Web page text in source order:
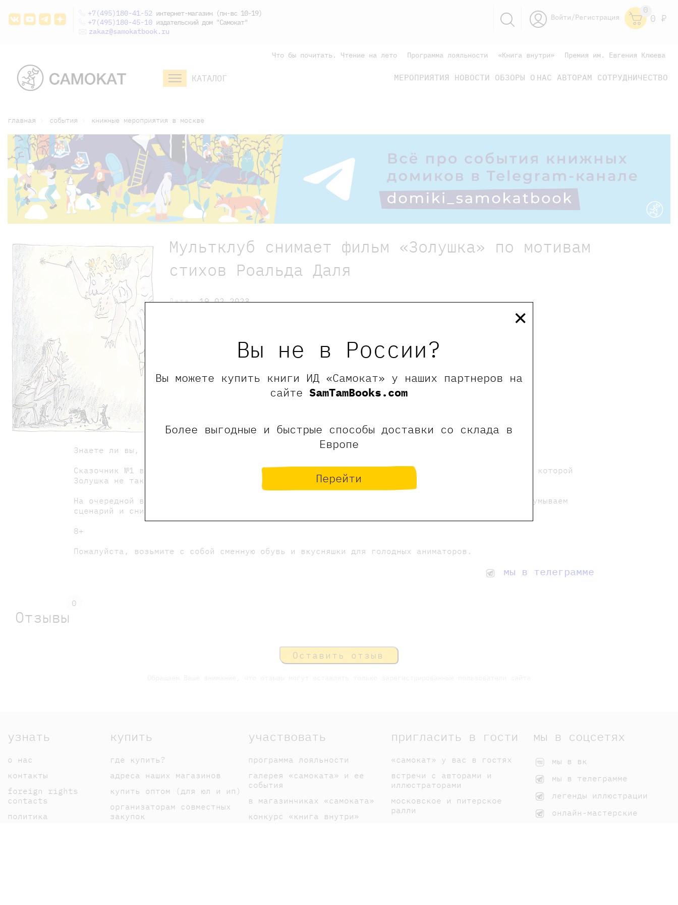
Вы не в России?
Вы можете купить книги ИД «Самокат» у наших партнеров на
сайтеSamTamBooks.com
Более выгодные и быстрые способы доставки со склада в
Европе
Перейти
×
+7(495)180-41-52 интернет-магазин (пн-вс 10-19)
+7(495)180-45-10 издательский дом "Самокат"
zakaz@samokatbook.ru
Войти/Регистрация
0
0 Р
Что бы почитать. Чтение на лето Программа лояльности «Книга внутри» Премия им. Евгения Клюева
КАТАЛОГ МЕРОПРИЯТИЯ НОВОСТИ ОБЗОРЫ О НАС АВТОРАМ СОТРУДНИЧЕСТВО
дошкольникам
главная события книжные мероприятия в москве
Мультклуб снимает фильм «Золушка» по мотивам
стихов Роальда Даля
Дата:19.02.2023
Билеты проданы Мероприятие завершено
Знаете ли вы, чем закончилась история о Золушке? Уверены, что знаете? А вот и нет!
Сказочник №1 в мире предлагает вам познакомиться с альтернативным вариантом этой истории, в которой
Золушка не так уж мила, а принц - принц просто ужасен!
На очередной встрече читаем "Бандитские стихи" Роальда Даля в переводе Евгения Клюева, придумываем
сценарий и снимаем мультик.
8+
Пожалуйста, возьмите с собой сменную обувь и вкусняшки для голодных аниматоров.
мы в телеграмме
Отзывы
0
Оставить отзыв
узнать
о нас
контакты
foreign rights
contacts
политика
купить
где купить?
адреса наших магазинов
купить оптом (для юл и ип)
организаторам совместных
закупок
участвовать
программа лояльности
галерея «самоката» и ее
события
в магазинчиках «самоката»
конкурс «книга внутри»
пригласить в гости
«самокат» у вас в гостях
встречи с авторами и
иллюстраторами
московское и питерское
ралли
мы в соцсетях
мы в вк
мы в телеграмме
легенды иллюстрации
онлайн-мастерские